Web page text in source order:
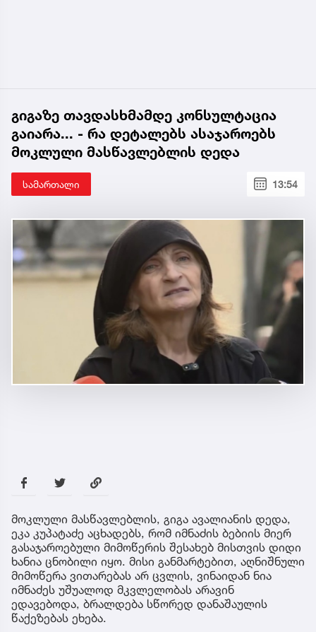
გიგაზე თავდასხმამდე კონსულტაცია
გაიარა... - რა დეტალებს ასაჯაროებს
მოკლული მასწავლებლის დედა
სამართალი 13:54
მოკლული მასწავლებლის, გიგა ავალიანის დედა,
ეკა კუპატაძე აცხადებს, რომ იმნაძის ბებიის მიერ
გასაჯაროებული მიმოწერის შესახებ მისთვის დიდი
ხანია ცნობილი იყო. მისი განმარტებით, აღნიშნული
მიმოწერა ვითარებას არ ცვლის, ვინაიდან ნია
იმნაძეს უშუალოდ მკვლელობას არავინ
ედავებოდა, ბრალდება სწორედ დანაშაულის
წაქეზებას ეხება.